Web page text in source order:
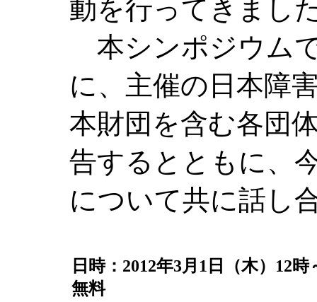
動を行ってきまし
本シンポジウム
に、主催の日本障
本財団を含む各団
告するとともに、
について共に話し
日時：2012年3月1日（木）
無料